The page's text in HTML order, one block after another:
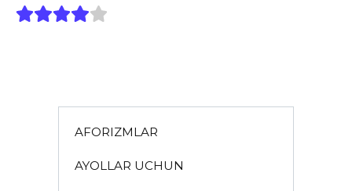
AFORIZMLAR
AYOLLAR UCHUN